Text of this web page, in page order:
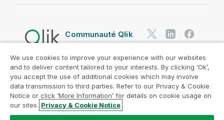
Communauté Qlik
Contrats juridiques
Conditions d'utilisation des produits
Legal Policies
Conditions légales
Conditions d'utilisation
Marques
Do Not Share My Info
We use cookies to improve your experience with our websites
and to deliver content tailored to your interests. By clicking ‘Ok’,
you accept the use of additional cookies which may involve
data transmission to third parties. Refer to our Privacy & Cookie
Notice or click ‘More Information’ for details on cookie usage on
our sites. Privacy & Cookie Notice